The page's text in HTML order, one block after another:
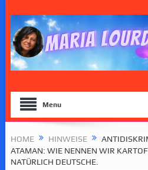
Menu
HOME HINWEISE
ATAMAN: WIE NENNEN WIR
NATÜRLICH DEUTSCHE.